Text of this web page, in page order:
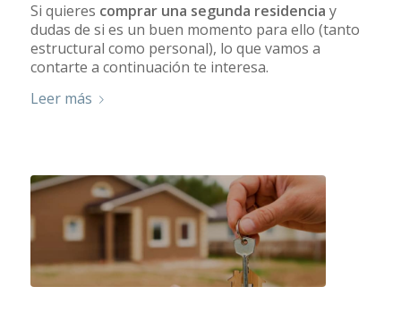
Si quieres comprar una segunda residencia y
dudas de si es un buen momento para ello (tanto
estructural como personal), lo que vamos a
contarte a continuación te interesa.
Leer más